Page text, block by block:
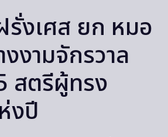
งเศส ยก หมอ
งามจักรวาล
สตรีผู้ทรง
งปี